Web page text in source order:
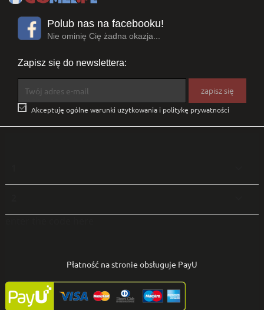
Polub nas na facebooku!
Nie ominię Cię żadna okazja...
Zapisz się do newslettera:
 Akceptuję ogólne warunki użytkowania i politykę prywatności
Płatność na stronie obsługuje PayU